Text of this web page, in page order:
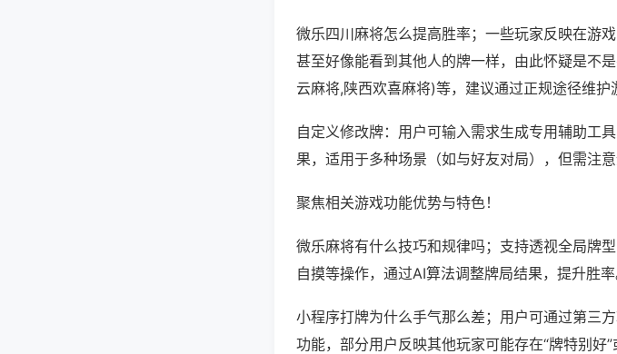
微乐四川麻将怎么提高胜率；一些玩家反映在游
甚至好像能看到其他人的牌一样，由此怀疑是不
云麻将,陕西欢喜麻将)等，建议通过正规途径维护
自定义修改牌：用户可输入需求生成专用辅助工
果，适用于多种场景（如与好友对局），但需注
聚焦相关游戏功能优势与特色！
微乐麻将有什么技巧和规律吗；支持透视全局牌
自摸等操作，通过AI算法调整牌局结果，提升胜率
小程序打牌为什么手气那么差；用户可通过第三
功能，部分用户反映其他玩家可能存在“牌特别好